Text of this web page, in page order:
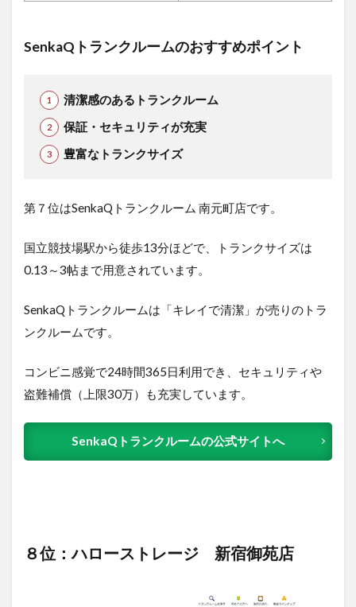
SenkaQトランクルームのおすすめポイント
清潔感のあるトランクルーム
保証・セキュリティが充実
豊富なトランクサイズ
第７位はSenkaQトランクルーム 南元町店です
国立競技場駅から徒歩13分ほどで、トランクサイズは
0.13～3帖まで用意されています。
SenkaQトランクルームは「キレイで清潔」が売りのトラ
ンクルームです。
コンビニ感覚で24時間365日利用でき、セキュリティや
盗難補償（上限30万）も充実しています。
SenkaQトランクルームの公式サイトへ
８位：ハローストレージ 新宿御苑店